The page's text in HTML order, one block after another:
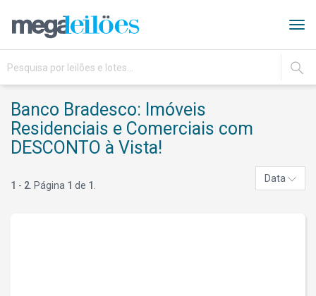
IR
Banco Bradesco: Imóveis
Residenciais e Comerciais com
DESCONTO à Vista!
1 - 2 . Página 1 de 1
Data